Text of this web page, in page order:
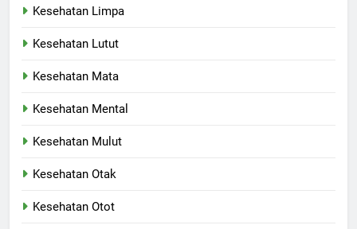
Kesehatan Limpa
Kesehatan Lutut
Kesehatan Mata
Kesehatan Mental
Kesehatan Mulut
Kesehatan Otak
Kesehatan Otot